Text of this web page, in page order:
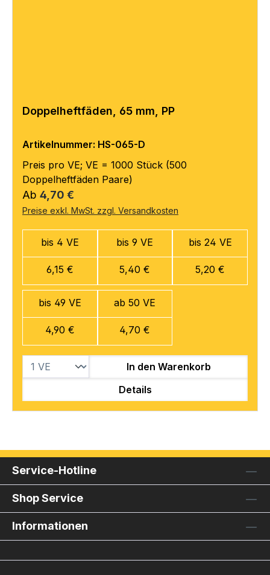
Doppelheftfäden, 65 mm, PP
Artikelnummer: HS-065-D
Preis pro VE; VE = 1000 Stück (500
Doppelheftfäden Paare)
Regulärer Preis:
Ab 4,70 €
Preise exkl. MwSt. zzgl. Versandkosten
bis 4 VE
6,15 €
bis 9 VE
5,40 €
bis 24 VE
5,20 €
bis 49 VE
4,90 €
ab 50 VE
4,70 €
In den Warenkorb
Details
Service-Hotline
Shop Service
Informationen